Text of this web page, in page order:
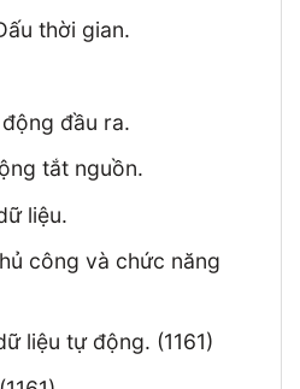
thời gian.
đầu ra.
tắt nguồn.
liệu.
công và chức năng
liệu tự động. (1161)